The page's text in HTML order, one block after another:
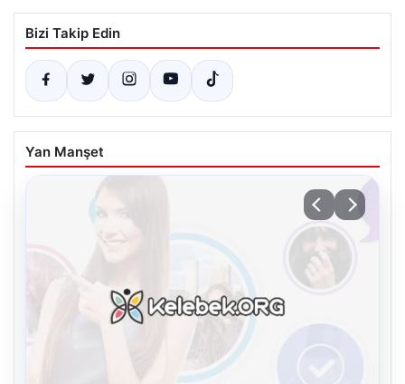
Bizi Takip Edin
Yan Manşet